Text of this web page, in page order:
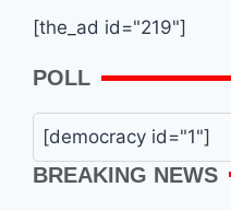
[the_ad id="219"]
POLL
[democracy id="1"]
BREAKING NEWS